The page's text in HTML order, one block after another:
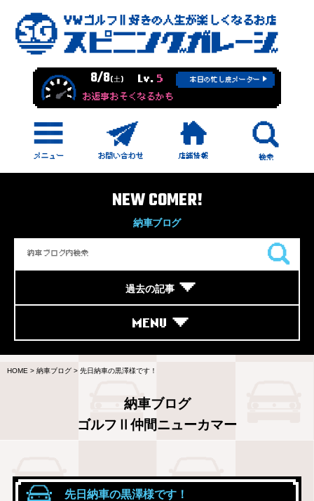
8/8(土) Lv. 5 本日の忙し度メーター
お返事おそくなるかも
NEW COMER!
納車ブログ
過去の記事
MENU
HOME > 納車ブログ > 先日納車の黒澤様です！
納車ブログ
ゴルフⅡ仲間ニューカマー
先日納車の黒澤様です！